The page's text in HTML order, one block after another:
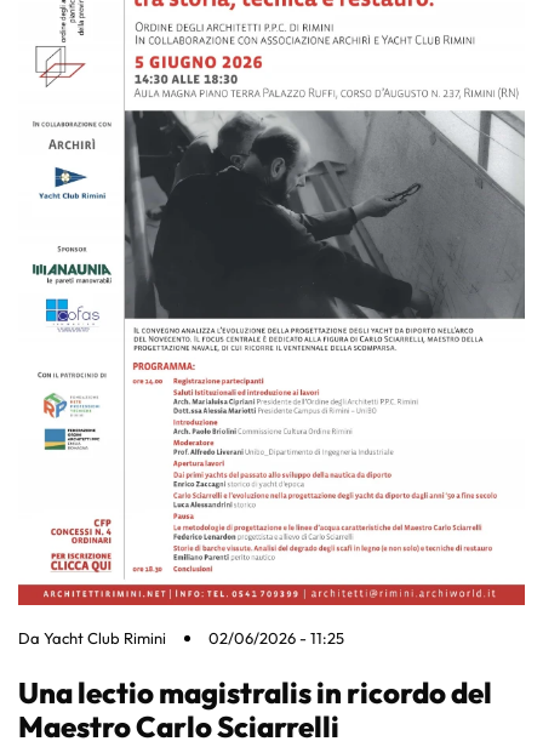
Da Yacht Club Rimini 02/06/2026 - 11:25
Una lectio magistralis in ricordo del
Maestro Carlo Sciarrelli